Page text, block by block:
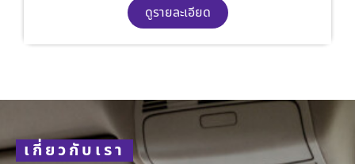
ดูรายละเอียด
เกี่ยวกับเรา